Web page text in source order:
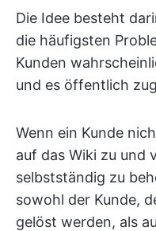
Die Idee besteht
die häufigsten
Kunden
und es öffentlich
Wenn ein Kunde
auf das Wiki zu und
selbstständig zu
sowohl der Kunde,
gelöst werden, als